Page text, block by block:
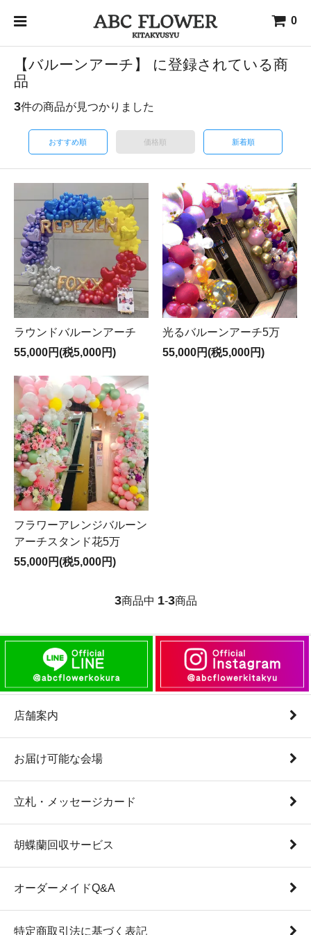
0
【バルーンアーチ】 に登録されている商
品
3件の商品が見つかりました
おすすめ順 価格順 新着順
ラウンドバルーンアーチ
55,000円(税5,000円)
光るバルーンアーチ5万
55,000円(税5,000円)
フラワーアレンジバルーン
アーチスタンド花5万
55,000円(税5,000円)
3商品中 1-3商品
店舗案内
お届け可能な会場
立札・メッセージカード
胡蝶蘭回収サービス
オーダーメイドQ&A
特定商取引法に基づく表記